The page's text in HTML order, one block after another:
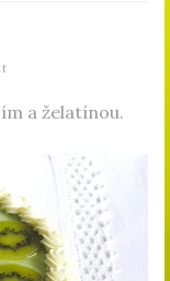
a želatínou.